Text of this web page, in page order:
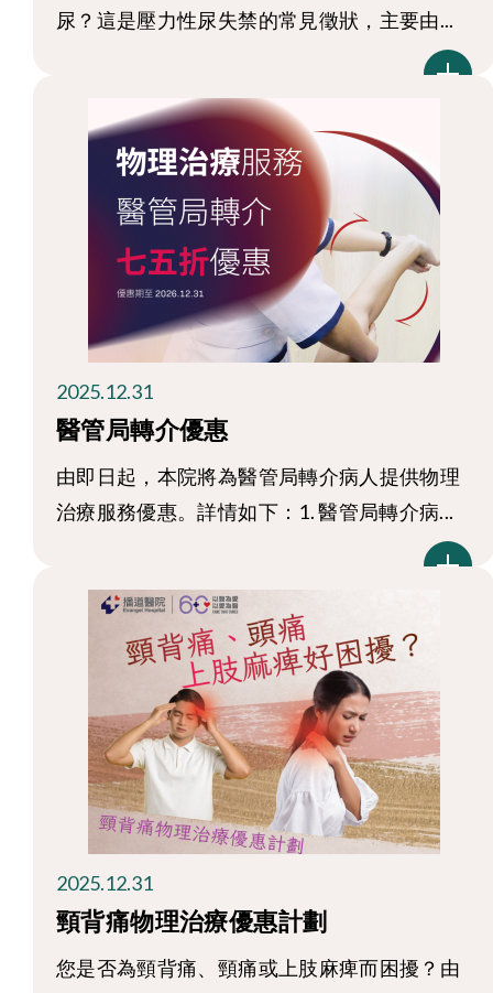
尿？這是壓力性尿失禁的常見徵狀，主要由...
2025.12.31
醫管局轉介優惠
由即日起，本院將為醫管局轉介病人提供物理
治療服務優惠。詳情如下：1. 醫管局轉介病...
2025.12.31
頸背痛物理治療優惠計劃
您是否為頸背痛、頸痛或上肢麻痺而困擾？由